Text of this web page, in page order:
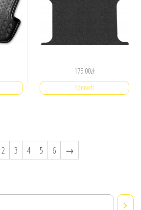
175.00zł
Sprawdź
2 3 4 5 6 →